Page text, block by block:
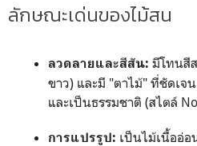
ลักษณะเด่นของไม้สน
ลวดลายและสีสัน: มีโทนสี
ขาว) และมี "ตาไม้" ที่ชัดเจ
และเป็นธรรมชาติ (สไตล์
การแปรรูป: เป็นไม้เนื้ออ่อ